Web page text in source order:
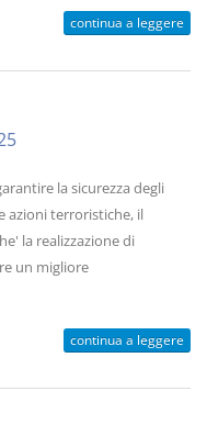
continua a leggere
la sicurezza degli
azioni terroristiche, il
la realizzazione di
un migliore
continua a leggere